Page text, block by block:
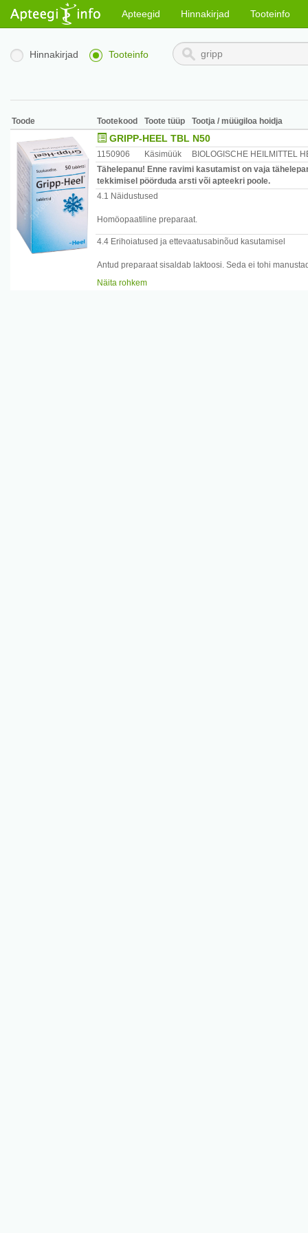
Apteegid Hinnakirjad Tooteinfo
Hinnakirjad Tooteinfo
Toode Tootekood Toote tüüp Tootja / müügiloa hoidja
GRIPP-HEEL TBL N50
1150906 Käsimüük
BIOLOGISCHE HEILMITTEL
Tähelepanu! Enne ravimi kasutamist on vaja
tekkimisel pöörduda arsti või apteekri poole.
4.1 Näidustused
Homöopaatiline preparaat.
4.4 Erihoiatused ja ettevaatusabinõud kasutamisel
Antud preparaat sisaldab laktoosi. Seda ei tohi
Näita rohkem